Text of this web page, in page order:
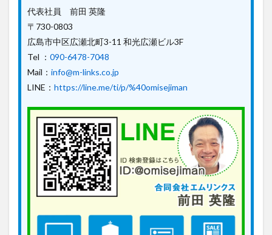
代表社員 前田 英隆
〒730-0803
広島市中区広瀬北町3-11 和光広瀬ビル3F
Tel ： 090-6478-7048
Mail： info@m-links.co.jp
LINE： https://line.me/ti/p/%40omisejiman